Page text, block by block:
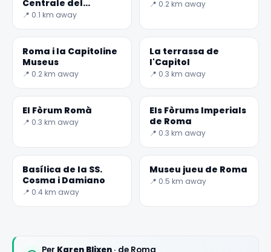
Centrale del
Risorgimento
📍 0.1 km away
📍 0.2 km away
Roma i la Capitoline
Museus
📍 0.2 km away
La terrassa de
l'Capitol
📍 0.3 km away
El Fòrum Romà
📍 0.3 km away
Els Fòrums Imperials
de Roma
📍 0.3 km away
Basílica de la SS.
Cosma i Damiano
📍 0.4 km away
Museu jueu de Roma
📍 0.5 km away